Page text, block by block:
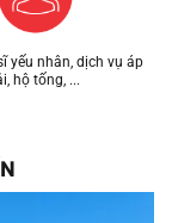
yếu nhân, dịch vụ áp
hộ tống, ...